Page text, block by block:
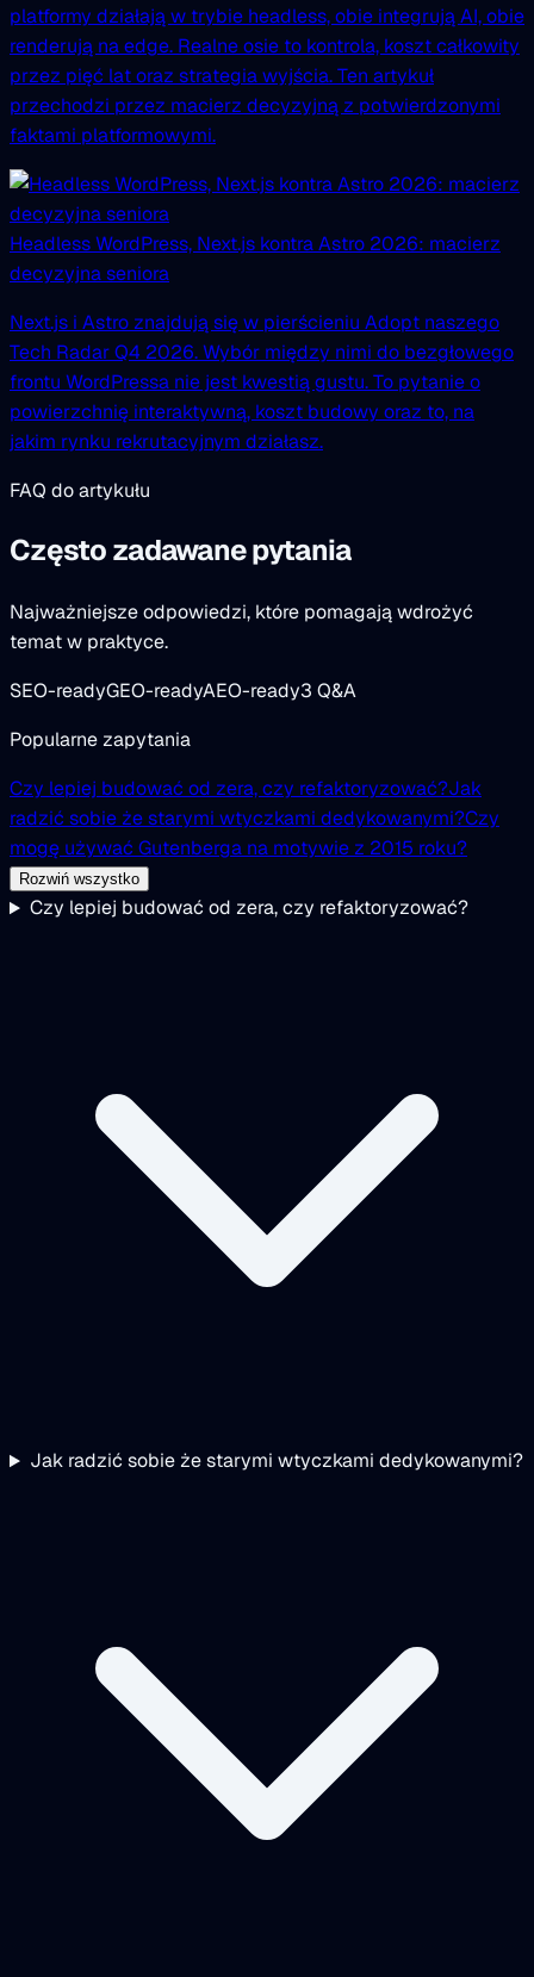
platformy działają w trybie headless, obie integrują AI, obie
renderują na edge. Realne osie to kontrola, koszt całkowity
przez pięć lat oraz strategia wyjścia. Ten artykuł
przechodzi przez macierz decyzyjną z potwierdzonymi
faktami platformowymi.
Headless WordPress, Next.js kontra Astro 2026: macierz
decyzyjna seniora
Next.js i Astro znajdują się w pierścieniu Adopt naszego
Tech Radar Q4 2026. Wybór między nimi do bezgłowego
frontu WordPressa nie jest kwestią gustu. To pytanie o
powierzchnię interaktywną, koszt budowy oraz to, na
jakim rynku rekrutacyjnym działasz.
FAQ do artykułu
Często zadawane pytania
Najważniejsze odpowiedzi, które pomagają wdrożyć
temat w praktyce.
SEO-readyGEO-readyAEO-ready3 Q&A
Popularne zapytania
Czy lepiej budować od zera, czy refaktoryzować?Jak
radzić sobie że starymi wtyczkami dedykowanymi?Czy
mogę używać Gutenberga na motywie z 2015 roku?
Rozwiń wszystko
Czy lepiej budować od zera, czy refaktoryzować?
Jak radzić sobie że starymi wtyczkami dedykowanymi?